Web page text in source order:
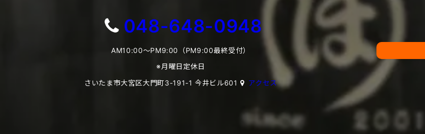
048-648-0948
AM10:00～PM9:00（PM9:00最終受付）
※月曜日定休日
さいたま市大宮区大門町3-191-1 今井ビル601
アクセス